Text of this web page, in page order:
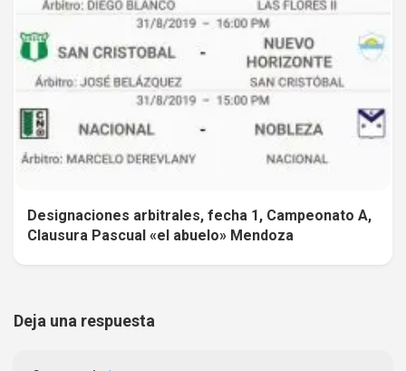
Designaciones arbitrales, fecha 1, Campeonato A,
Clausura Pascual «el abuelo» Mendoza
Deja una respuesta